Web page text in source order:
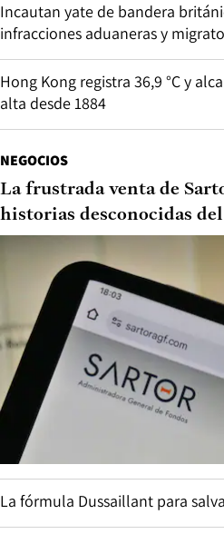
Incautan yate de bandera
infracciones aduaneras y
Hong Kong registra 36,9 °C y
alta desde 1884
NEGOCIOS
La frustrada venta de
historias desconocidas
La fórmula Dussaillant para